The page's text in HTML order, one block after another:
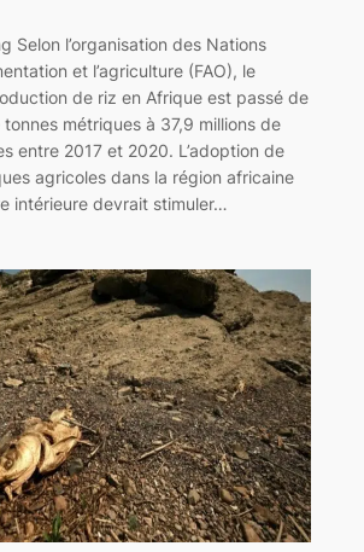
Selon l’organisation des Nations
et l’agriculture (FAO), le
de riz en Afrique est passé de
métriques à 37,9 millions de
entre 2017 et 2020. L’adoption de
agricoles dans la région africaine
intérieure devrait stimuler…